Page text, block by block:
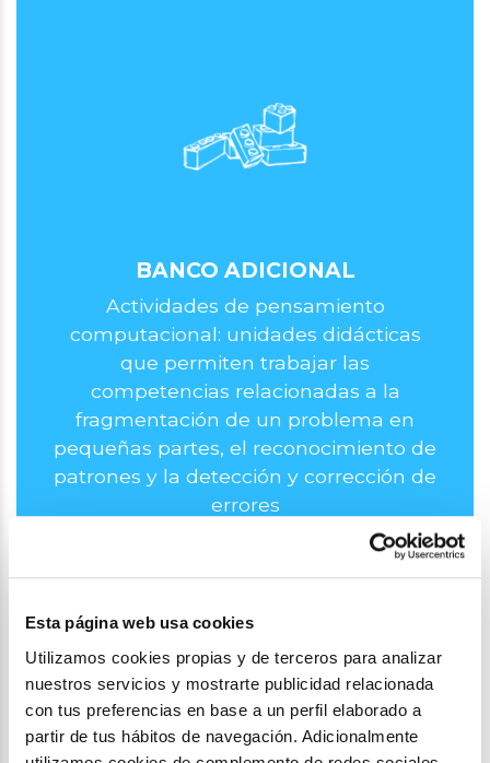
Esta página web usa cookies
Utilizamos cookies propias y de terceros para analizar
nuestros servicios y mostrarte publicidad relacionada
con tus preferencias en base a un perfil elaborado a
partir de tus hábitos de navegación. Adicionalmente
BANCO ADICIONAL
Actividades de pensamiento
computacional: unidades didácticas
que permiten trabajar las
competencias relacionadas a la
fragmentación de un problema en
pequeñas partes, el reconocimiento de
patrones y la detección y corrección de
errores